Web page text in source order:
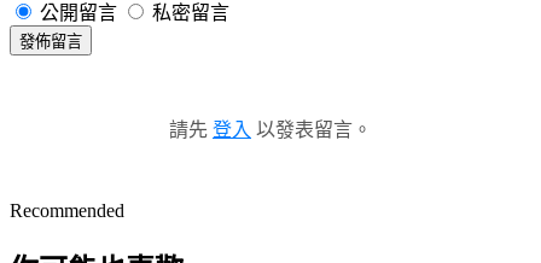
公開留言 私密留言
發佈留言
請先 登入 以發表留言。
Recommended